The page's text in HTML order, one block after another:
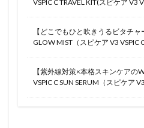
VSPIC C TRAVEL KIT(スピケア V3
【どこでもひと吹きうるビタチャ
GLOW MIST（スピケア V3 VSPIC
【紫外線対策×本格スキンケアの
VSPIC C SUN SERUM（スピケア